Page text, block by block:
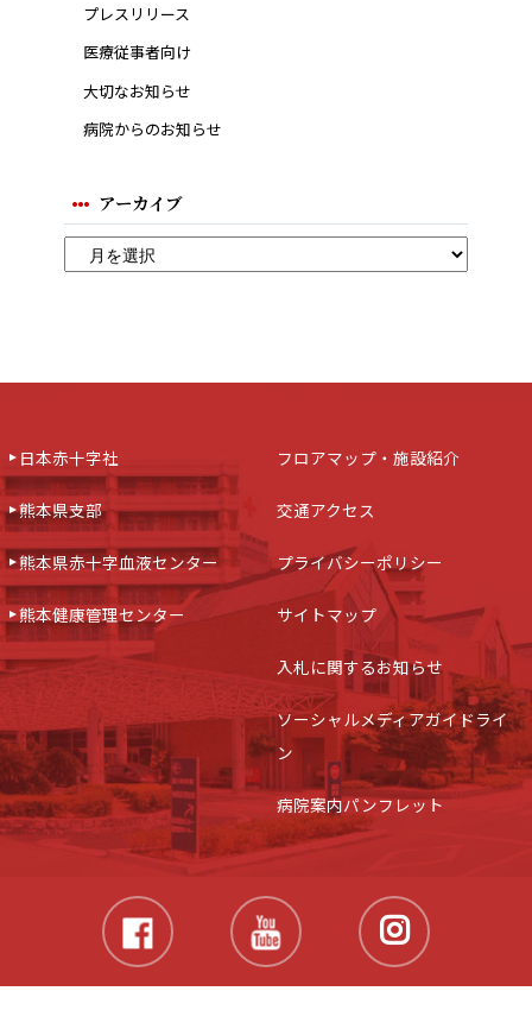
プレスリリース
医療従事者向け
大切なお知らせ
病院からのお知らせ
アーカイブ
日本赤十字社
熊本県支部
熊本県赤十字血液センター
熊本健康管理センター
フロアマップ・施設紹介
交通アクセス
プライバシーポリシー
サイトマップ
入札に関するお知らせ
ソーシャルメディアガイドライ
ン
病院案内パンフレット